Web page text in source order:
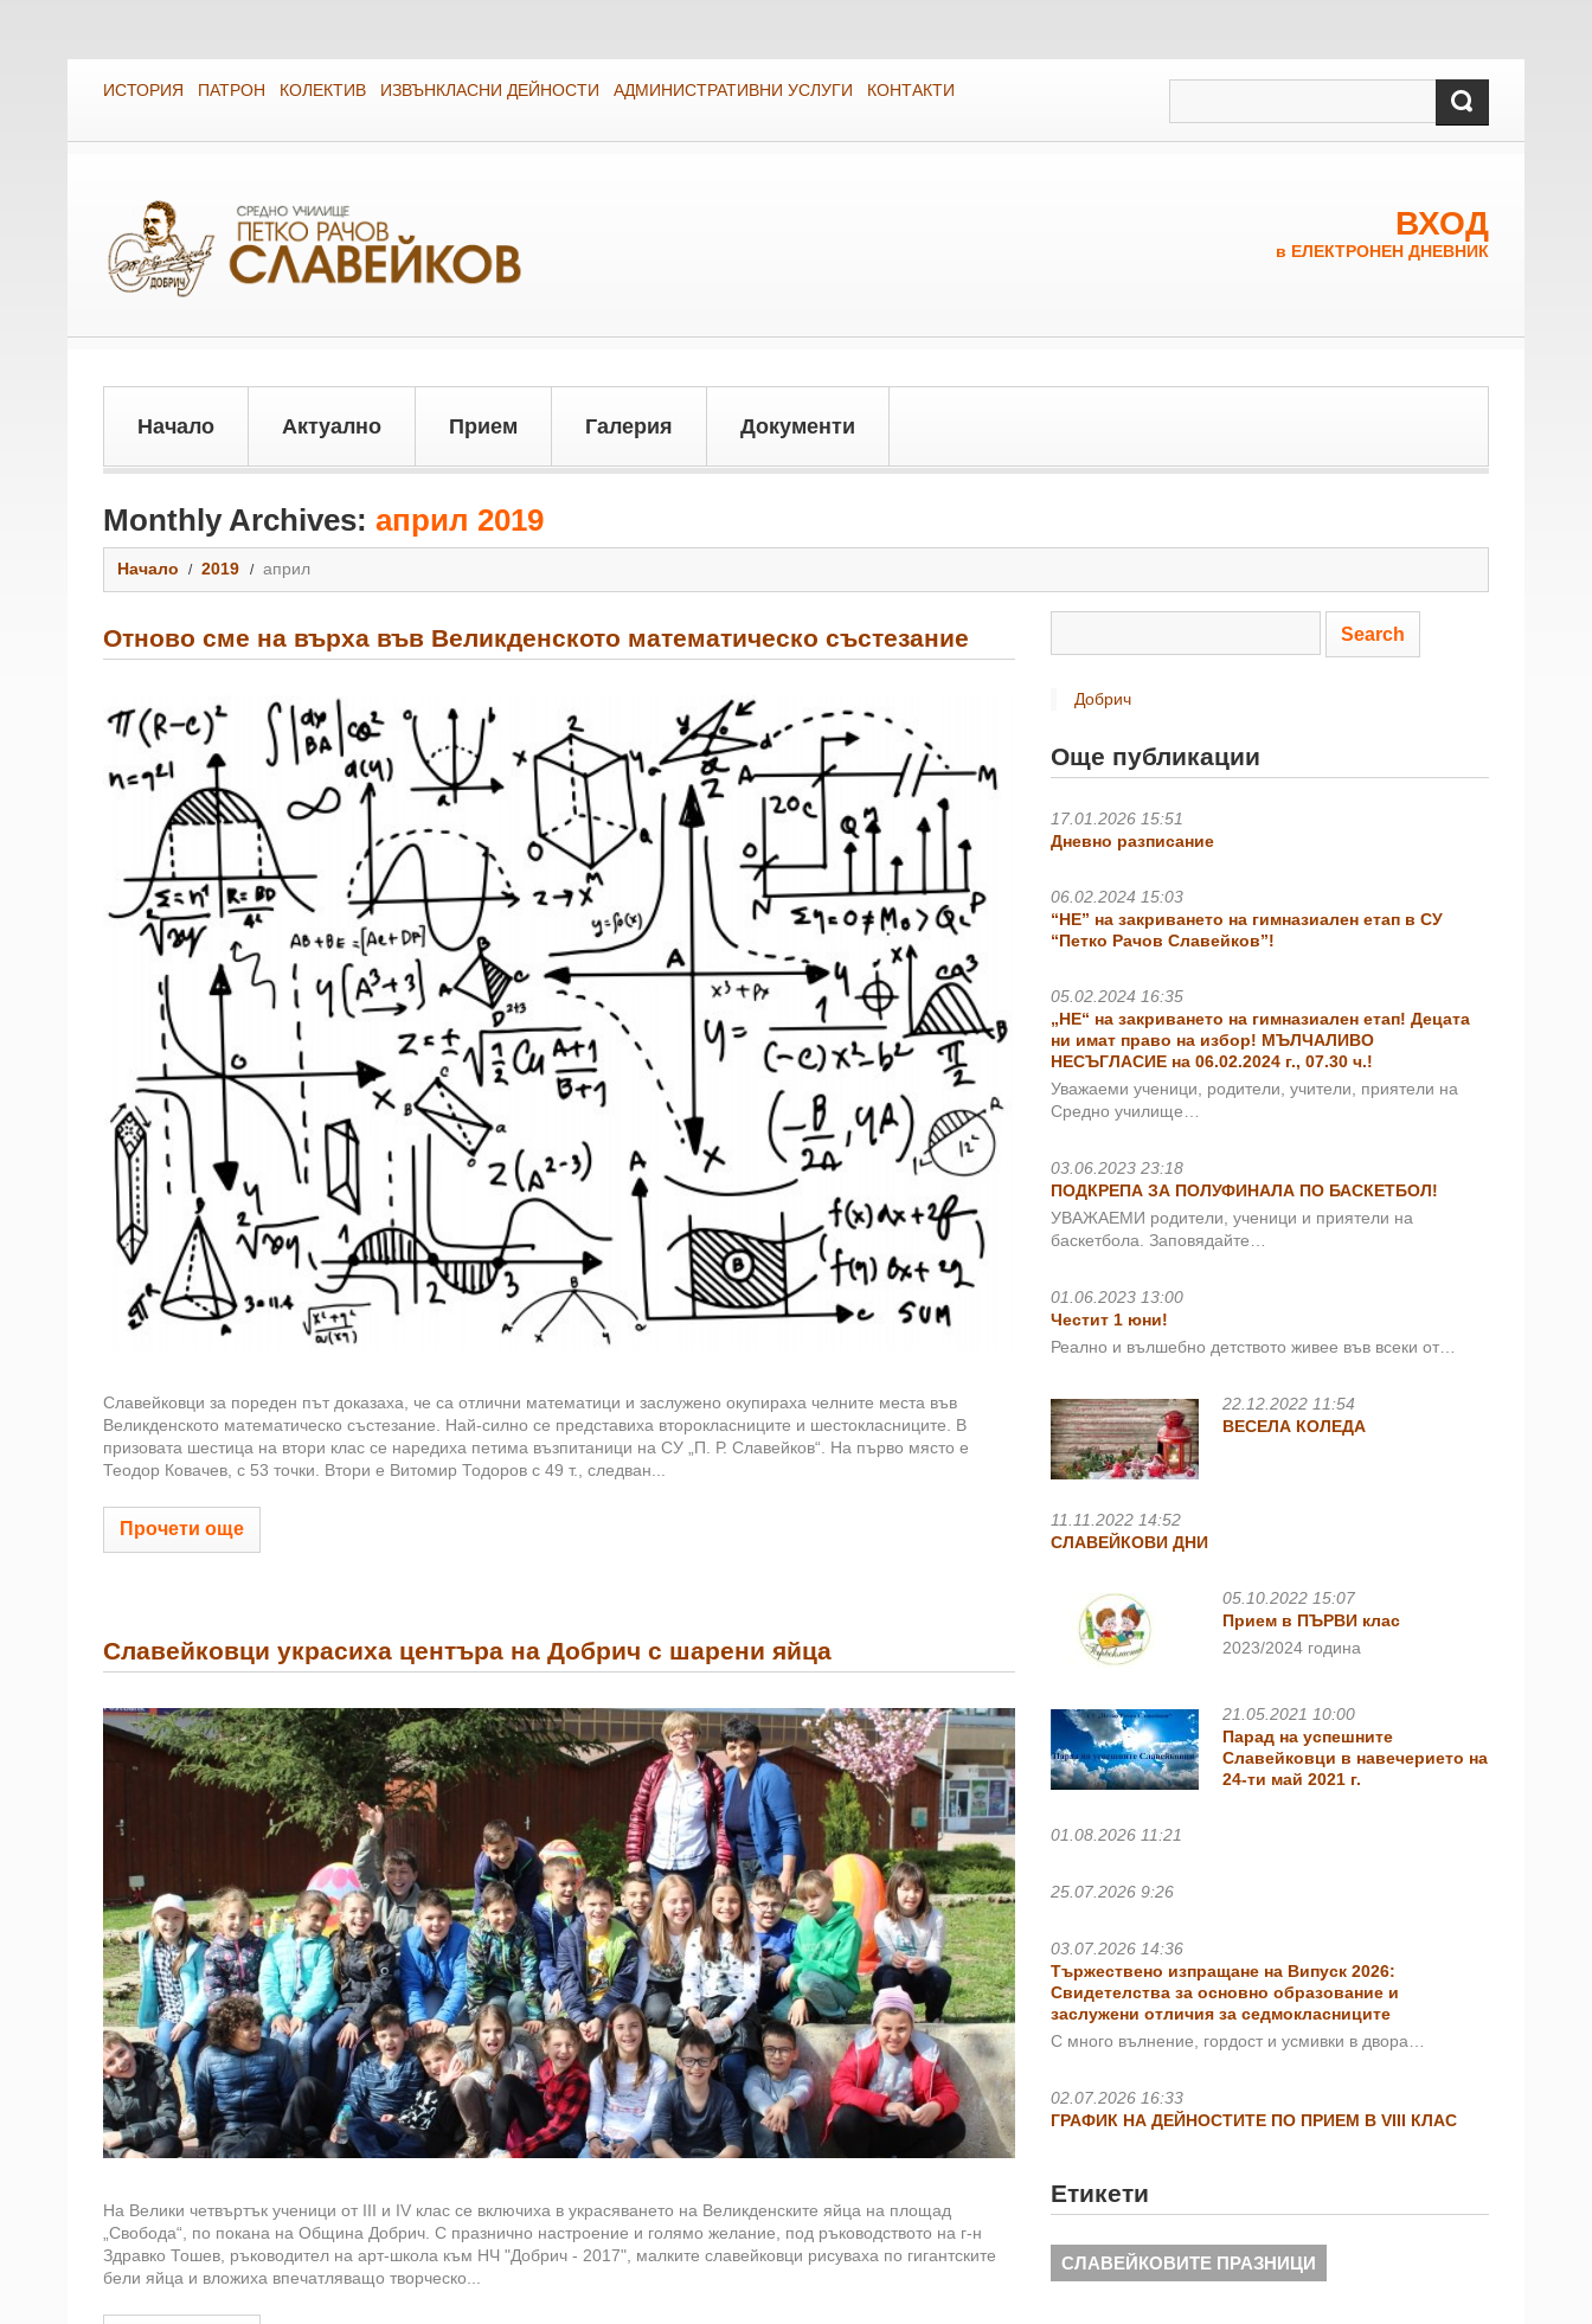
ИСТОРИЯ ПАТРОН КОЛЕКТИВ ИЗВЪНКЛАСНИ ДЕЙНОСТИ АДМИНИСТРАТИВНИ УСЛУГИ КОНТАКТИ
ВХОД
в ЕЛЕКТРОНЕН ДНЕВНИК
Начало Актуално Прием Галерия Документи
Monthly Archives: април 2019
Начало 2019 април
Отново сме на върха във Великденското математическо състезание
Славейковци за пореден път доказаха, че са отлични математици и заслужено окупираха челните места във
Великденското математическо състезание. Най-силно се представиха второкласниците и шестокласниците. В
призовата шестица на втори клас се наредиха петима възпитаници на СУ „П. Р. Славейков“. На първо място е
Теодор Ковачев, с 53 точки. Втори е Витомир Тодоров с 49 т., следван...
Прочети още
Славейковци украсиха центъра на Добрич с шарени яйца
На Велики четвъртък ученици от III и IV клас се включиха в украсяването на Великденските яйца на площад
„Свобода“, по покана на Община Добрич. С празнично настроение и голямо желание, под ръководството на г-н
Здравко Тошев, ръководител на арт-школа към НЧ "Добрич - 2017", малките славейковци рисуваха по гигантските
бели яйца и вложиха впечатляващо творческо...
Добрич
Още публикации
17.01.2026 15:51
Дневно разписание
06.02.2024 15:03
“НЕ” на закриването на гимназиален етап в СУ
“Петко Рачов Славейков”!
05.02.2024 16:35
„НЕ“ на закриването на гимназиален етап! Децата
ни имат право на избор! МЪЛЧАЛИВО
НЕСЪГЛАСИЕ на 06.02.2024 г., 07.30 ч.!
Уважаеми ученици, родители, учители, приятели на
Средно училище…
03.06.2023 23:18
ПОДКРЕПА ЗА ПОЛУФИНАЛА ПО БАСКЕТБОЛ!
УВАЖАЕМИ родители, ученици и приятели на
баскетбола. Заповядайте…
01.06.2023 13:00
Честит 1 юни!
Реално и вълшебно детството живее във всеки от…
22.12.2022 11:54
ВЕСЕЛА КОЛЕДА
11.11.2022 14:52
СЛАВЕЙКОВИ ДНИ
05.10.2022 15:07
Прием в ПЪРВИ клас
2023/2024 година
21.05.2021 10:00
Парад на успешните
Славейковци в навечерието на
24-ти май 2021 г.
01.08.2026 11:21
25.07.2026 9:26
03.07.2026 14:36
Тържествено изпращане на Випуск 2026:
Свидетелства за основно образование и
заслужени отличия за седмокласниците
С много вълнение, гордост и усмивки в двора…
02.07.2026 16:33
ГРАФИК НА ДЕЙНОСТИТЕ ПО ПРИЕМ В VIII КЛАС
Етикети
СЛАВЕЙКОВИТЕ ПРАЗНИЦИ